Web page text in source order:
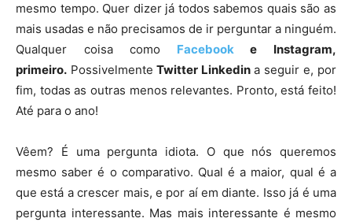
mesmo tempo. Quer dizer já todos sabemos quais são as
mais usadas e não precisamos de ir perguntar a ninguém.
Qualquer coisa como
Facebooke Instagram,
primeiro. Possivelmente Twitter Linkedina seguir e, por
fim, todas as outras menos relevantes. Pronto, está feito!
Até para o ano!
Vêem? É uma pergunta idiota. O que nós queremos
mesmo saber é o comparativo. Qual é a maior, qual é a
que está a crescer mais, e por aí em diante. Isso já é uma
pergunta interessante. Mas mais interessante é mesmo